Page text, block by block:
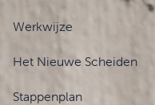
Werkwijze
Het Nieuwe Scheiden
Stappenplan